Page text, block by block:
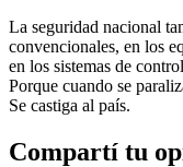
La seguridad nacional
convencionales, en los
en los sistemas de
Porque cuando se
Se castiga al país.
Compartí tu